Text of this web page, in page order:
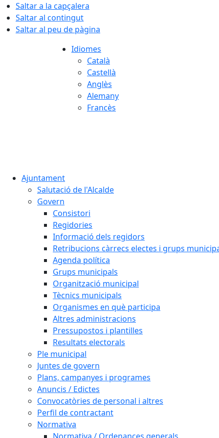
Saltar a la capçalera
Saltar al contingut
Saltar al peu de pàgina
Idiomes
Català
Castellà
Anglès
Alemany
Francès
Ajuntament
Salutació de l'Alcalde
Govern
Consistori
Regidories
Informació dels regidors
Retribucions càrrecs electes i grups
Agenda política
Grups municipals
Organització municipal
Tècnics municipals
Organismes en què participa
Altres administracions
Pressupostos i plantilles
Resultats electorals
Ple municipal
Juntes de govern
Plans, campanyes i programes
Anuncis / Edictes
Convocatòries de personal i altres
Perfil de contractant
Normativa